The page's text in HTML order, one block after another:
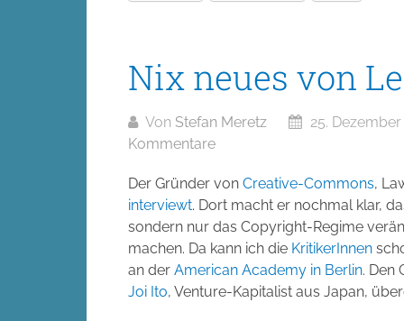
Nix neues von
Von Stefan Meretz 25.
Kommentare
Der Gründer von Creative-Commons,
interviewt. Dort macht er nochmal klar,
sondern nur das Copyright-Regime
machen. Da kann ich die KritikerInnen
an der American Academy in Berlin. Den
Joi Ito, Venture-Kapitalist aus Japan,